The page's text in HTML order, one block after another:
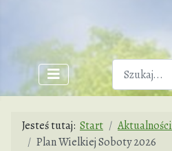
Szukaj
Jesteś tutaj: Start
Aktualności
Plan Wielkiej Soboty 2026